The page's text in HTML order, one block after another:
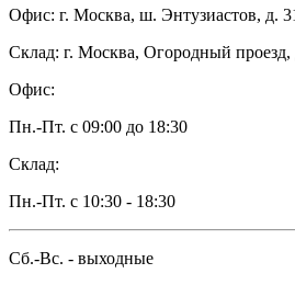
Офис: г. Москва, ш. Энтузиастов, д.
Склад: г. Москва, Огородный проезд,
Офис:
Пн.-Пт. с 09:00 до 18:30
Склад:
Пн.-Пт. с 10:30 - 18:30
Сб.-Вс. - выходные